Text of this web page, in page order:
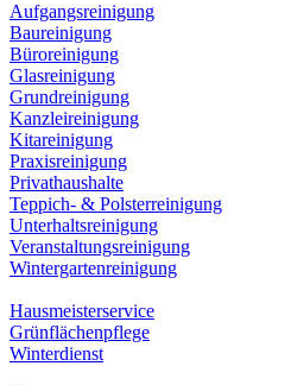
Aufgangsreinigung
Baureinigung
Büroreinigung
Glasreinigung
Grundreinigung
Kanzleireinigung
Kitareinigung
Praxisreinigung
Privathaushalte
Teppich- & Polsterreinigung
Unterhaltsreinigung
Veranstaltungsreinigung
Wintergartenreinigung
Hausmeisterservice
Grünflächenpflege
Winterdienst